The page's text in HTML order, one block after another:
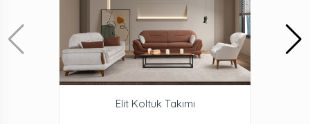
Elit Koltuk Takımı